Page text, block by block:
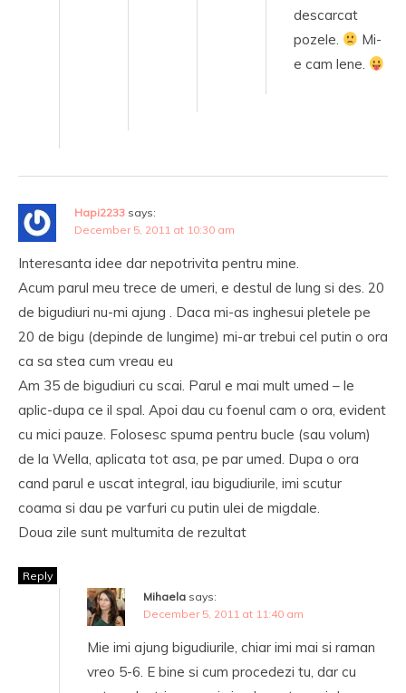
descarcat
pozele.
Mi-
e cam lene.
Hapi2233 says:
December 5, 2011 at 10:30 am
Interesanta idee dar nepotrivita pentru mine.
Acum parul meu trece de umeri, e destul de lung si des. 20
de bigudiuri nu-mi ajung . Daca mi-as inghesui pletele pe
20 de bigu (depinde de lungime) mi-ar trebui cel putin o ora
ca sa stea cum vreau eu
Am 35 de bigudiuri cu scai. Parul e mai mult umed – le
aplic-dupa ce il spal. Apoi dau cu foenul cam o ora, evident
cu mici pauze. Folosesc spuma pentru bucle (sau volum)
de la Wella, aplicata tot asa, pe par umed. Dupa o ora
cand parul e uscat integral, iau bigudiurile, imi scutur
coama si dau pe varfuri cu putin ulei de migdale.
Doua zile sunt multumita de rezultat
Reply
Mihaela says:
December 5, 2011 at 11:40 am
Mie imi ajung bigudiurile, chiar imi mai si raman
vreo 5-6. E bine si cum procedezi tu, dar cu